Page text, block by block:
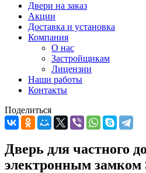
Двери на заказ
Акции
Доставка и установка
Компания
О нас
Застройщикам
Лицензии
Наши работы
Контакты
Поделиться
Дверь для частного
электронным замком